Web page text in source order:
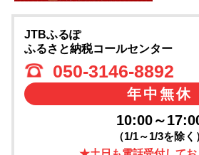
JTBふるぽ
ふるさと納税コールセンター
050-3146-8892
年中無休
10:00～
（1/1～1/3を除く